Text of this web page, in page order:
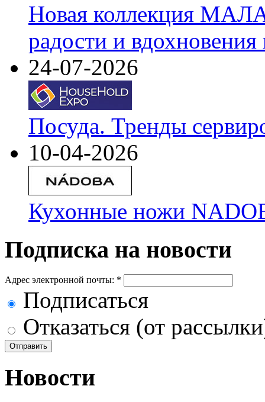
Новая коллекция
радости и
24-07-2026
Посуда. Тренды
10-04-2026
Кухонные ножи
Подписка на новости
Адрес электронной почты: *
Подписаться
Отказаться (от
Новости